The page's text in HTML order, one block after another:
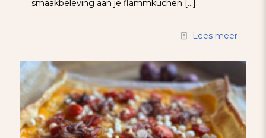
smaakbeleving aan je flammkuchen […]
Lees meer